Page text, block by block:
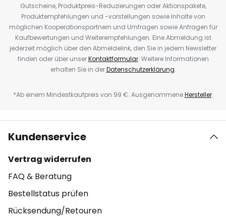
Gutscheine, Produktpreis-Reduzierungen oder Aktionspakete,
Produktempfehlungen und -vorstellungen sowie Inhalte von
möglichen Kooperationspartnern und Umfragen sowie Anfragen für
Kaufbewertungen und Weiterempfehlungen. Eine Abmeldung ist
jederzeit möglich über den Abmeldelink, den Sie in jedem Newsletter
finden oder über unserKontaktformular. Weitere Informationen
erhalten Sie in derDatenschutzerklärung.
*Ab einem Mindestkaufpreis von 99 €. AusgenommeneHersteller.
Kundenservice
Vertrag widerrufen
FAQ & Beratung
Bestellstatus prüfen
Rücksendung/Retouren